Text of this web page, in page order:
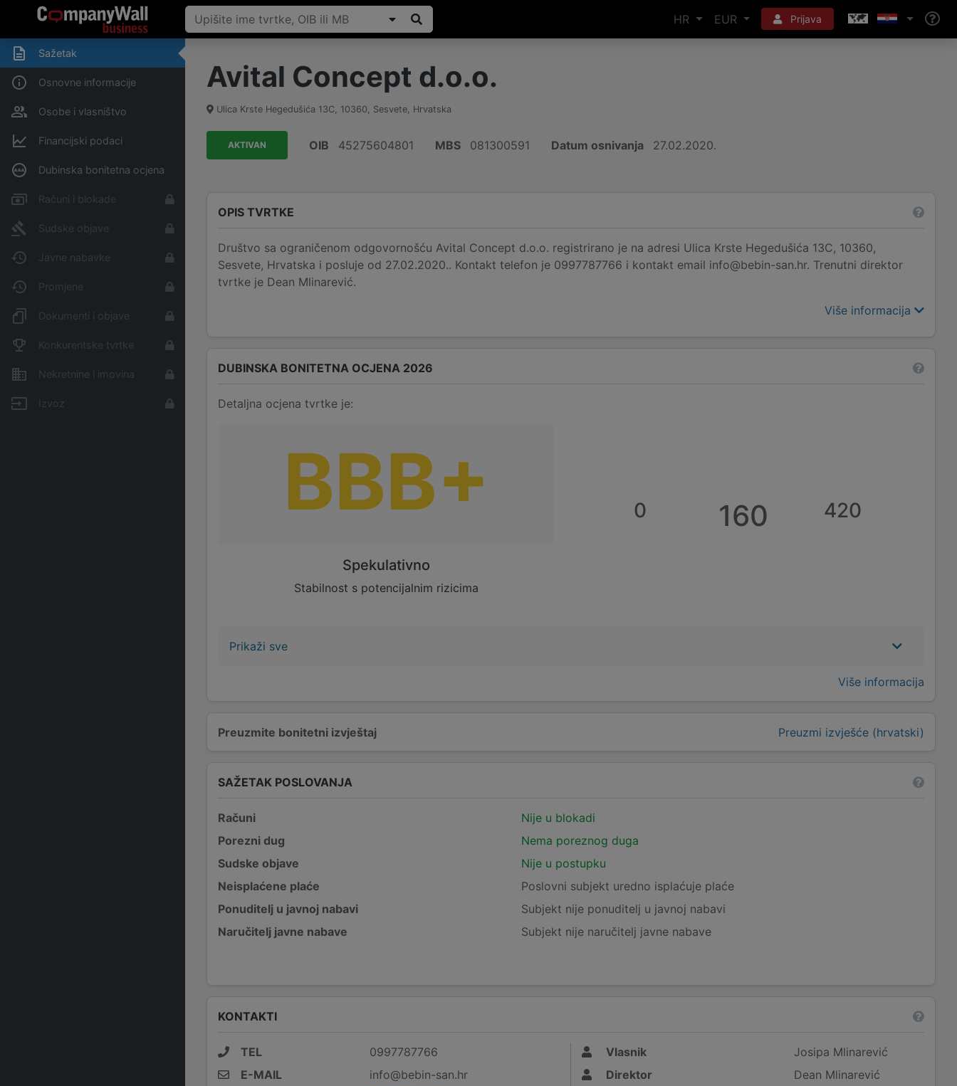
HR EUR Prijava
Sažetak
Osnovne informacije
Osobe i vlasništvo
Financijski podaci
Dubinska bonitetna ocjena
Računi i blokade
Sudske objave
Javne nabavke
Promjene
Dokumenti i objave
Konkurentske tvrtke
Nekretnine i imovina
Izvoz
Avital Concept d.o.o.
Ulica Krste Hegedušića 13C, 10360, Sesvete, Hrvatska
AKTIVAN OIB 45275604801 MBS 081300591 Datum osnivanja 27.02.2020.
OPIS TVRTKE
Društvo sa ograničenom odgovornošću Avital Concept d.o.o. registrirano je na adresi Ulica Krste Hegedušića 13C, 10360,
Sesvete, Hrvatska i posluje od 27.02.2020.. Kontakt telefon je 0997787766 i kontakt email info@bebin-san.hr. Trenutni direktor
tvrtke je Dean Mlinarević.
Više informacija
Preuzmite bonitetni izvještaj Preuzmi izvješće (hrvatski)
DUBINSKA BONITETNA OCJENA 2026
Detaljna ocjena tvrtke je:
BBB+
Spekulativno
Stabilnost s potencijalnim rizicima
0 160 420
Prikaži sve
Više informacija
SAŽETAK POSLOVANJA
Računi
Nije u blokadi
Porezni dug
Nema poreznog duga
Sudske objave
Nije u postupku
Neisplaćene plaće
Poslovni subjekt uredno isplaćuje plaće
Ponuditelj u javnoj nabavi
Subjekt nije ponuditelj u javnoj nabavi
Naručitelj javne nabave
Subjekt nije naručitelj javne nabave
KONTAKTI
TEL
0997787766
E-MAIL
info@bebin-san.hr
Vlasnik
Josipa Mlinarević
Direktor
Dean Mlinarević